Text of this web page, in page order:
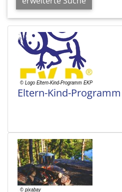
Eltern-Kind-Programm